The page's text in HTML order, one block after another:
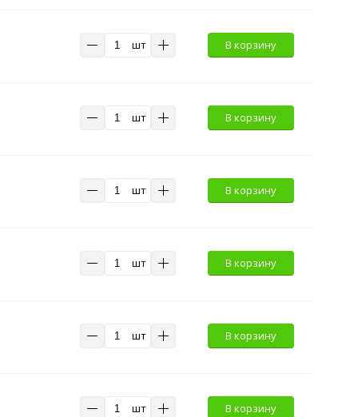
шт В корзину
шт В корзину
шт В корзину
шт В корзину
шт В корзину
шт В корзину